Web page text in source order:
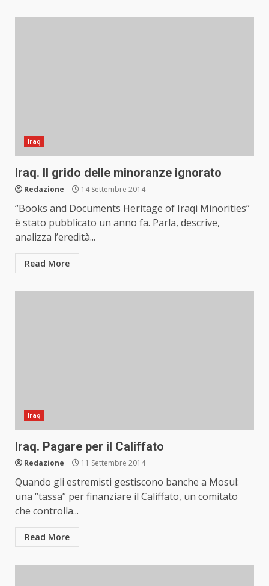
Iraq
Iraq. Il grido delle minoranze ignorato
Redazione 14 Settembre 2014
“Books and Documents Heritage of Iraqi Minorities”
è stato pubblicato un anno fa. Parla, descrive,
analizza l’eredità...
Read More
Iraq
Iraq. Pagare per il Califfato
Redazione 11 Settembre 2014
Quando gli estremisti gestiscono banche a Mosul:
una “tassa” per finanziare il Califfato, un comitato
che controlla...
Read More